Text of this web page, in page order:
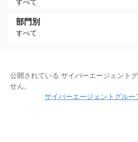
すべて
部門別
すべて
公開されている サイバーエージェント
せん。
サイバーエージェントグルー